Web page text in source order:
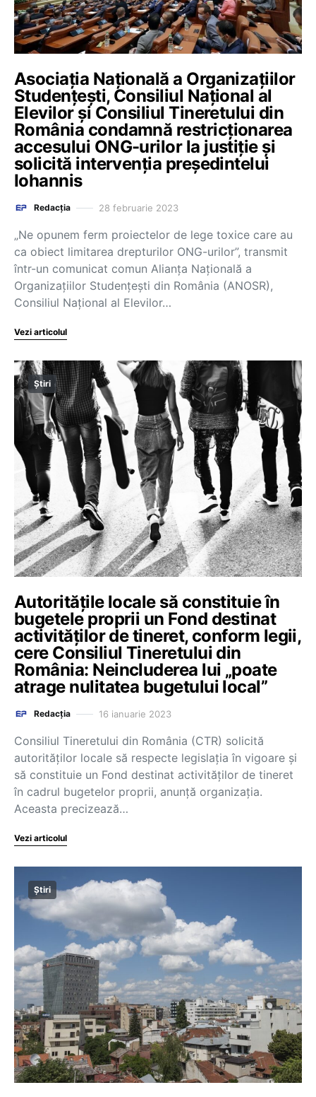
Asociația Națională a Organizațiilor
Studențești, Consiliul Național al
Elevilor și Consiliul Tineretului din
România condamnă restricționarea
accesului ONG-urilor la justiție și
solicită intervenția președintelui
Iohannis
Redacția 28 februarie 2023
„Ne opunem ferm proiectelor de lege toxice care au
ca obiect limitarea drepturilor ONG-urilor”, transmit
într-un comunicat comun Alianța Națională a
Organizațiilor Studențești din România (ANOSR),
Consiliul Național al Elevilor…
Vezi articolul
Știri
Autoritățile locale să constituie în
bugetele proprii un Fond destinat
activităților de tineret, conform legii,
cere Consiliul Tineretului din
România: Neincluderea lui „poate
atrage nulitatea bugetului local”
Redacția 16 ianuarie 2023
Consiliul Tineretului din România (CTR) solicită
autorităților locale să respecte legislația în vigoare și
să constituie un Fond destinat activităților de tineret
în cadrul bugetelor proprii, anunță organizația.
Aceasta precizează…
Vezi articolul
Știri